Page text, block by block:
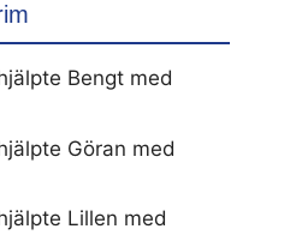
Bengt med
Göran med
Lillen med